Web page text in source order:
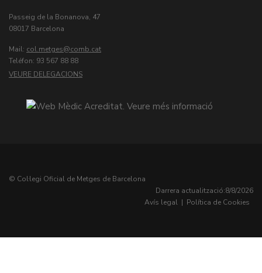
Passeig de la Bonanova, 47
08017 Barcelona
Mail: col.metges
Teléfon: 93 567 88 88
VEURE DELEGACIONS
© Col·legi Oficial de Metges de Barcelona
Darrera actualització:8/8/2026
Avís legal | Política de Cookies